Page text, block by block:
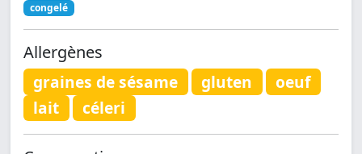
congelé
Allergènes
graines de sésame
gluten
oeuf
lait
céleri